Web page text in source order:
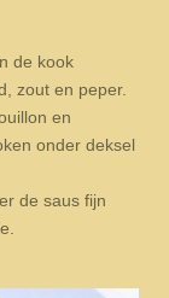
de kook
zout en peper.
en
onder deksel
de saus fijn